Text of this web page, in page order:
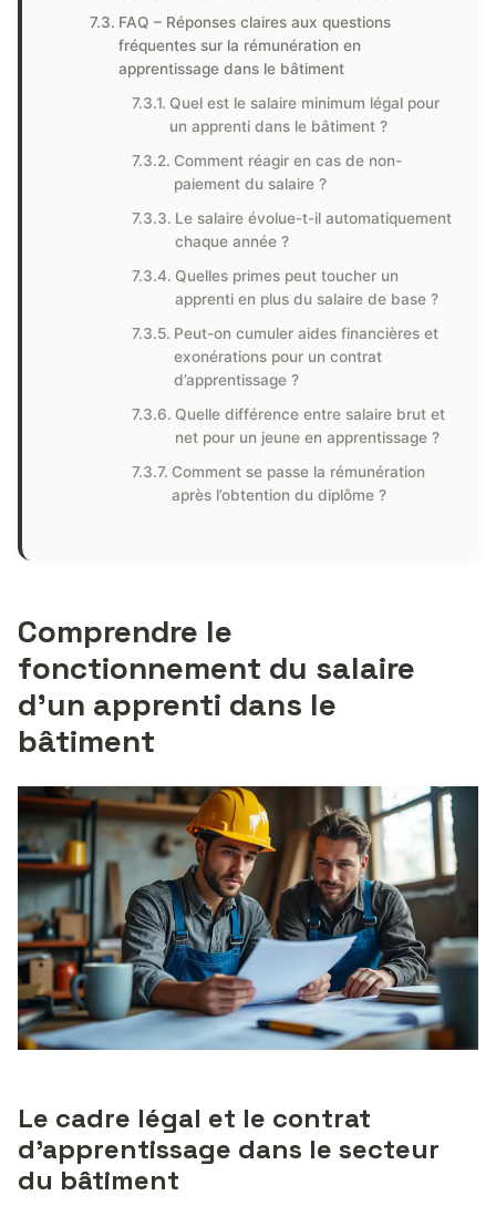
FAQ – Réponses claires aux questions
fréquentes sur la rémunération en
apprentissage dans le bâtiment
Quel est le salaire minimum légal pour
un apprenti dans le bâtiment ?
Comment réagir en cas de non-
paiement du salaire ?
Le salaire évolue-t-il automatiquement
chaque année ?
Quelles primes peut toucher un
apprenti en plus du salaire de base ?
Peut-on cumuler aides financières et
exonérations pour un contrat
d’apprentissage ?
Quelle différence entre salaire brut et
net pour un jeune en apprentissage ?
Comment se passe la rémunération
après l’obtention du diplôme ?
Comprendre le
fonctionnement du salaire
d’un apprenti dans le
bâtiment
Le cadre légal et le contrat
d’apprentissage dans le secteur
du bâtiment